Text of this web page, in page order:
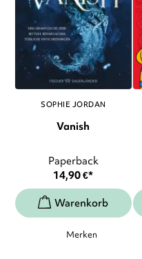
SOPHIE JORDAN
Vanish
Paperback
14,90€*
Merken